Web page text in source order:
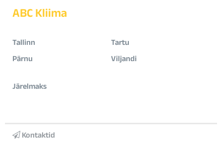
ABC Kliima
Tallinn
Tartu
Pärnu
Viljandi
Järelmaks
Kontaktid